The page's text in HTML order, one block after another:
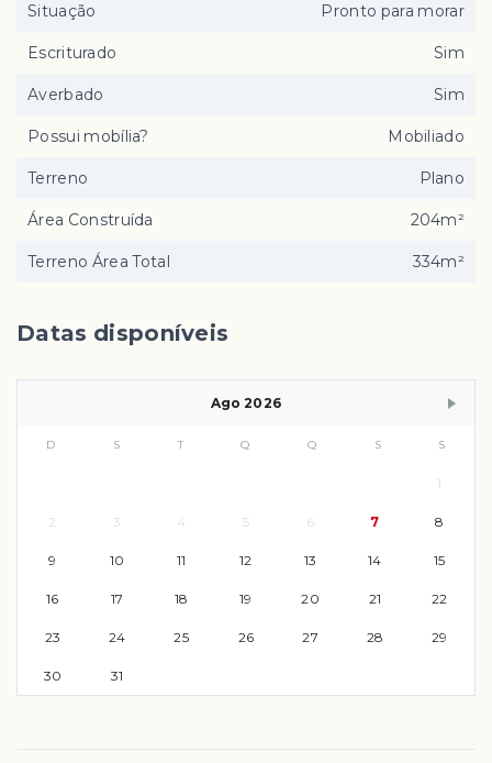
Datas disponíveis
Ago 2026
D S T Q Q S S
1
2 3 4 5 6 7 8
9 10 11 12 13 14 15
16 17 18 19 20 21 22
23 24 25 26 27 28 29
30 31
Situação Pronto para morar
Escriturado Sim
Averbado Sim
Possui mobília? Mobiliado
Terreno Plano
Área Construída 204m²
Terreno Área Total 334m²